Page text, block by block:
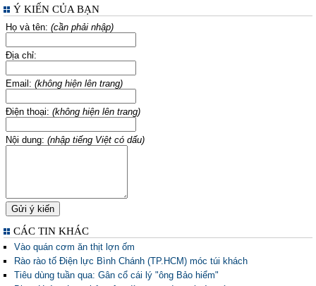
Ý KIẾN CỦA BẠN
Họ và tên: (cần phải nhập)
Địa chỉ:
Email: (không hiện lên trang)
Điện thoại: (không hiện lên trang)
Nội dung: (nhập tiếng Việt có dấu)
CÁC TIN KHÁC
Vào quán cơm ăn thịt lợn ốm
Rào rào tố Điện lực Bình Chánh (TP.HCM) móc túi khách
Tiêu dùng tuần qua: Gân cổ cái lý "ông Bảo hiểm"